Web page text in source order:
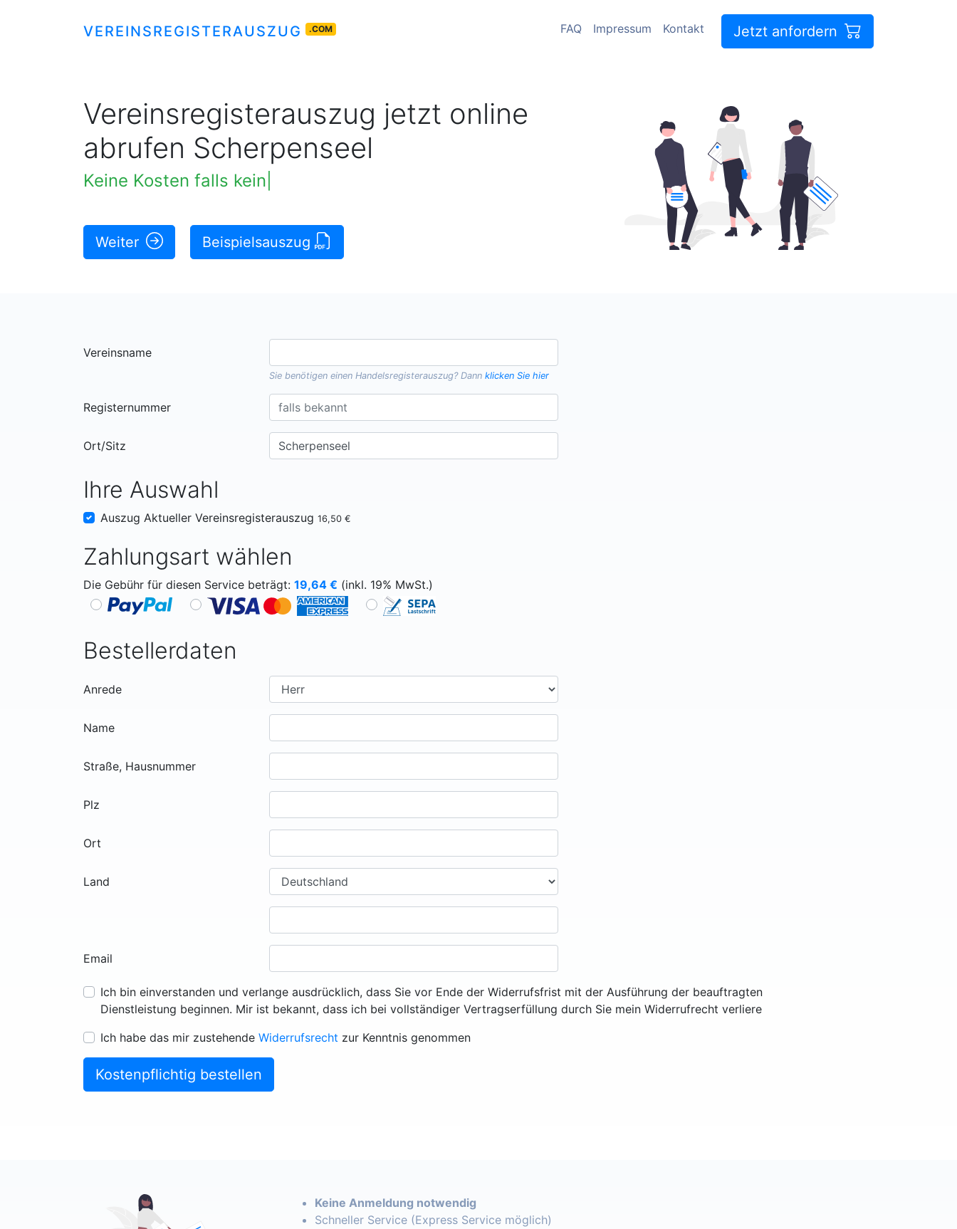
VEREINSREGISTERAUSZUG .COM FAQ Impressum Kontakt Jetzt anfordern
Vereinsregisterauszug jetzt online
abrufen Scherpenseel
Keine Kosten falls kein Vereinsauszug verfügbar
Weiter Beispielsauszug
Vereinsname
Sie benötigen einenHandelsregisterauszug? Dannklicken Sie hier
Registernummer
Ort/Sitz
Ihre Auswahl
Auszug Aktueller Vereinsregisterauszug 16,50 €
Zahlungsart wählen
Die Gebühr für diesen Service beträgt: 19,64 € (inkl. 19% MwSt.)
Bestellerdaten
Anrede
Name
Straße, Hausnummer
Plz
Ort
Land
Email
Ich bin einverstanden und verlange ausdrücklich, dass Sie vor Ende der Widerrufsfrist mit der Ausführung der beauftragten
Dienstleistung beginnen. Mir ist bekannt, dass ich bei vollständiger Vertragserfüllung durch Sie mein Widerrufrecht verliere
Ich habe das mir zustehende Widerrufsrecht zur Kenntnis genommen
Kostenpflichtig bestellen
Keine Anmeldung notwendig
Schneller Service (Express Service möglich)